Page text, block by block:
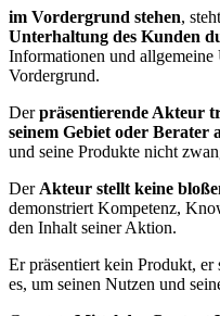
im Vordergrund stehen, steht
Unterhaltung des Kunden
Informationen und allgemeine
Vordergrund.
Derpräsentierende Akteur
seinem Gebiet oder Berater
und seine Produkte nicht
Der Akteur stellt keine
demonstriert Kompetenz,
den Inhalt seiner Aktion.
Er präsentiert kein Produkt, er
es, um seinen Nutzen und